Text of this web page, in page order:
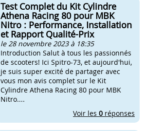
Test Complet du Kit Cylindre
Athena Racing 80 pour MBK
Nitro : Performance, Installation
et Rapport Qualité-Prix
le 28 novembre 2023 à 18:35
Introduction Salut à tous les passionnés
de scooters! Ici Spitro-73, et aujourd'hui,
je suis super excité de partager avec
vous mon avis complet sur le Kit
Cylindre Athena Racing 80 pour MBK
Nitro....
Voir les 0 réponses